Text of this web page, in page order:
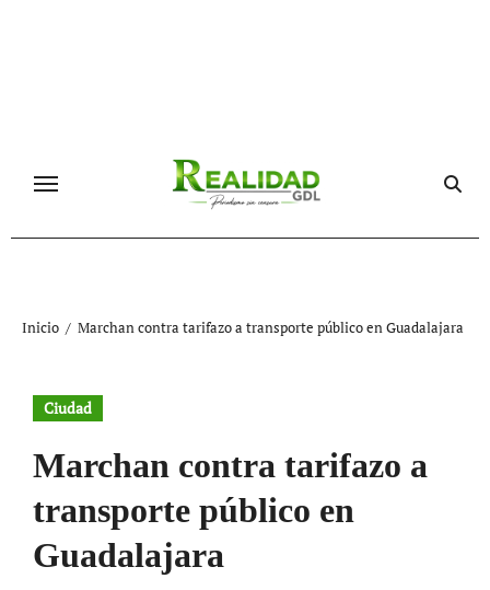
Inicio Marchan contra tarifazo a transporte público en Guadalajara
Ciudad
Marchan contra tarifazo a
transporte público en
Guadalajara